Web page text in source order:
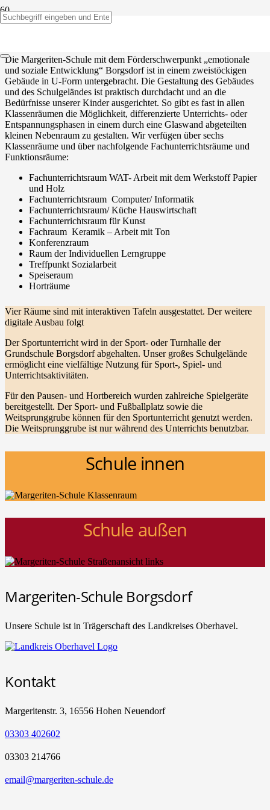
Unser Schulgebäude
Die Margeriten-Schule mit dem Förderschwerpunkt „emotionale
und soziale Entwicklung“ Borgsdorf ist in einem zweistöckigen
Gebäude in U-Form untergebracht. Die Gestaltung des Gebäudes
und des Schulgeländes ist praktisch durchdacht und an die
Bedürfnisse unserer Kinder ausgerichtet. So gibt es fast in allen
Klassenräumen die Möglichkeit, differenzierte Unterrichts- oder
Entspannungsphasen in einem durch eine Glaswand abgeteilten
kleinen Nebenraum zu gestalten. Wir verfügen über sechs
Klassenräume und über nachfolgende Fachunterrichtsräume und
Funktionsräume:
Fachunterrichtsraum WAT- Arbeit mit dem Werkstoff Papier
und Holz
Fachunterrichtsraum Computer/ Informatik
Fachunterrichtsraum/ Küche Hauswirtschaft
Fachunterrichtsraum für Kunst
Fachraum Keramik – Arbeit mit Ton
Konferenzraum
Raum der Individuellen Lerngruppe
Treffpunkt Sozialarbeit
Speiseraum
Horträume
Vier Räume sind mit interaktiven Tafeln ausgestattet. Der weitere
digitale Ausbau folgt
Der Sportunterricht wird in der Sport- oder Turnhalle der
Grundschule Borgsdorf abgehalten. Unser großes Schulgelände
ermöglicht eine vielfältige Nutzung für Sport-, Spiel- und
Unterrichtsaktivitäten.
Für den Pausen- und Hortbereich wurden zahlreiche Spielgeräte
bereitgestellt. Der Sport- und Fußballplatz sowie die
Weitsprunggrube können für den Sportunterricht genutzt werden.
Die Weitsprunggrube ist nur während des Unterrichts benutzbar.
Schule innen
Schule außen
Margeriten-Schule Borgsdorf
Unsere Schule ist in Trägerschaft des Landkreises Oberhavel.
Kontakt
Margeritenstr. 3, 16556 Hohen Neuendorf
03303 402602
03303 214766
email@margeriten-schule.de